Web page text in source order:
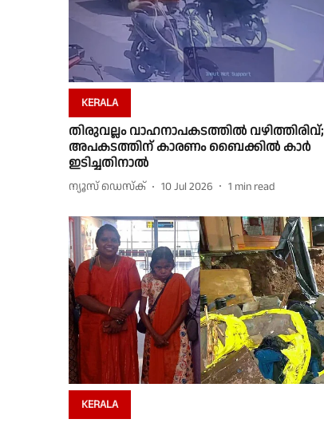
KERALA
തിരുവല്ലം വാഹനാപകടത്തിൽ വഴിത്തിരിവ്;
അപകടത്തിന് കാരണം ബൈക്കിൽ കാർ
ഇടിച്ചതിനാൽ
ന്യൂസ് ഡെസ്ക് 10 Jul 2026 1 min read
KERALA